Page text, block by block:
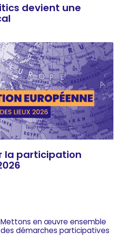
devient une
la participation
Mettons en œuvre ensemble
des démarches participatives